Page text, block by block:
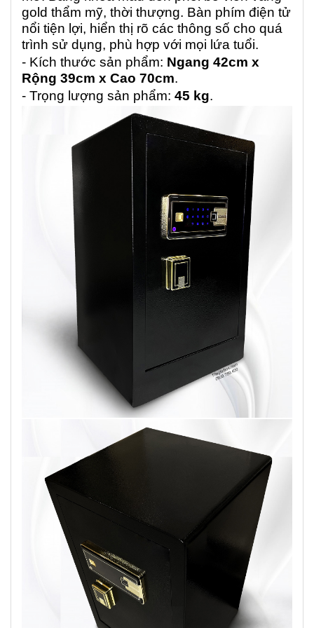
gold thẩm mỹ, thời thượng. Bàn phím điện tử
nổi tiện lợi, hiển thị rõ các thông số cho quá
trình sử dụng, phù hợp với mọi lứa tuổi.
- Kích thước sản phẩm: Ngang 42cm x
Rộng 39cm x Cao 70cm.
- Trọng lượng sản phẩm: 45 kg.